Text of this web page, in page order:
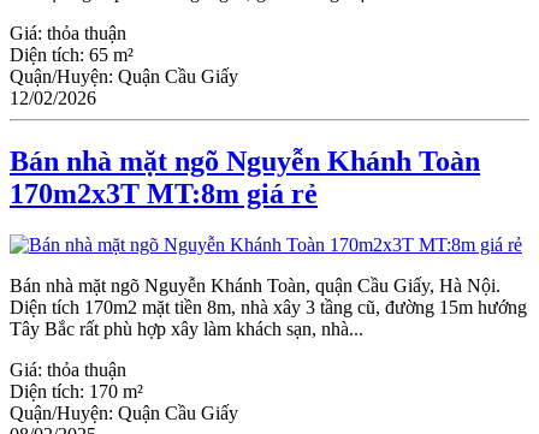
Giá: thỏa thuận
Diện tích: 65 m²
Quận/Huyện: Quận Cầu Giấy
12/02/2026
Bán nhà mặt ngõ Nguyễn Khánh Toàn
170m2x3T MT:8m giá rẻ
Bán nhà mặt ngõ Nguyễn Khánh Toàn, quận Cầu Giấy, Hà Nội.
Diện tích 170m2 mặt tiền 8m, nhà xây 3 tầng cũ, đường 15m hướng
Tây Bắc rất phù hợp xây làm khách sạn, nhà...
Giá: thỏa thuận
Diện tích: 170 m²
Quận/Huyện: Quận Cầu Giấy